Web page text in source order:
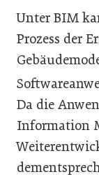
Unter BIM
Prozess der
Da die
Information